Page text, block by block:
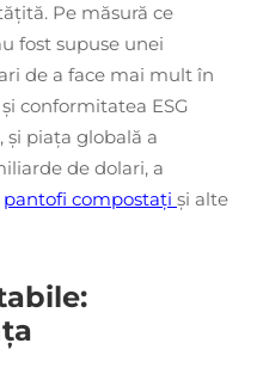
Pe măsură ce
fost supuse unei
de a face mai mult în
conformitatea ESG
și piața globală a
de dolari, a
pantofi compostați și alte